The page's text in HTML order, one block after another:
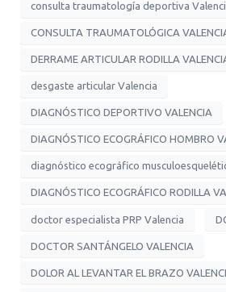
consulta traumatología deportiva
CONSULTA TRAUMATOLÓGICA
DERRAME ARTICULAR RODILLA
desgaste articular Valencia
DIAGNÓSTICO DEPORTIVO VALENCIA
DIAGNÓSTICO ECOGRÁFICO HOMBRO
diagnóstico ecográfico
DIAGNÓSTICO ECOGRÁFICO RODILLA
doctor especialista PRP Valencia
DOCTOR SANTÁNGELO VALENCIA
DOLOR AL LEVANTAR EL BRAZO